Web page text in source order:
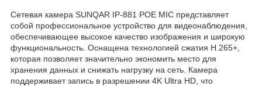
Сетевая камера SUNQAR IP-881 POE MIC представляет
собой профессиональное устройство для видеонаблюдения,
обеспечивающее высокое качество изображения и широкую
функциональность. Оснащена технологией сжатия H.265+,
которая позволяет значительно экономить место для
хранения данных и снижать нагрузку на сеть. Камера
поддерживает запись в разрешении 4K Ultra HD, что